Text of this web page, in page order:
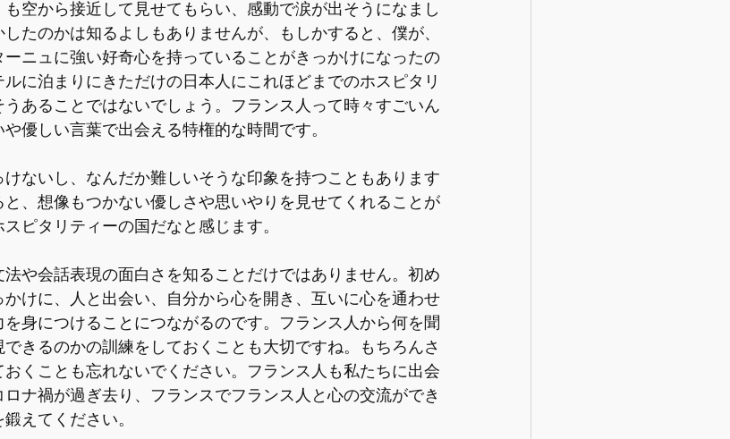
空から接近して見せてもらい、感動で涙が出そうになまし
たのかは知るよしもありませんが、もしかすると、僕が、
ニュに強い好奇心を持っていることがきっかけになったの
に泊まりにきただけの日本人にこれほどまでのホスピタリ
あることではないでしょう。フランス人って時々すごいん
優しい言葉で出会える特権的な時間です。
ないし、なんだか難しいそうな印象を持つこともあります
、想像もつかない優しさや思いやりを見せてくれることが
ピタリティーの国だなと感じます。
や会話表現の面白さを知ることだけではありません。初め
けに、人と出会い、自分から心を開き、互いに心を通わせ
身につけることにつながるのです。フランス人から何を聞
きるのかの訓練をしておくことも大切ですね。もちろんさ
くことも忘れないでください。フランス人も私たちに出会
ナ禍が過ぎ去り、フランスでフランス人と心の交流ができ
えてください。